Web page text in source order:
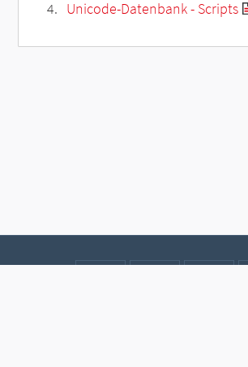
Unicode-Datenbank - Scripts